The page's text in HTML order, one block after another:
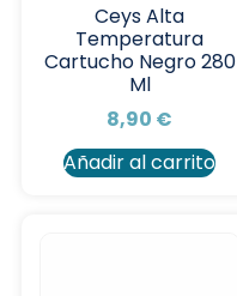
Ceys Alta
Temperatura
Cartucho Negro 280
Ml
8,90 €
Añadir al carrito